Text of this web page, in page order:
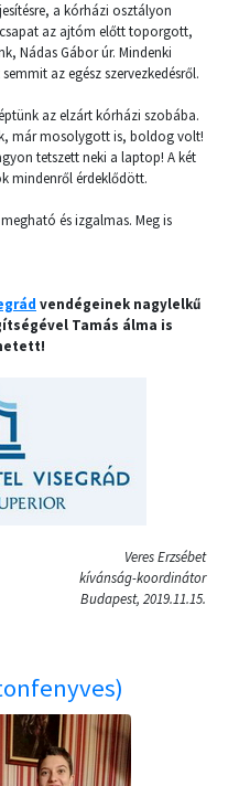
a kórházi osztályon
az ajtóm előtt toporgott,
Nádas Gábor úr. Mindenki
az egész szervezkedésről.
az elzárt kórházi szobába.
már mosolygott is, boldog volt!
tetszett neki a laptop! A két
mindenről érdeklődött.
és izgalmas. Meg is
vendégeinek nagylelkű
Tamás álma is
Veres Erzsébet
kívánság-koordinátor
Budapest, 2019.11.15.